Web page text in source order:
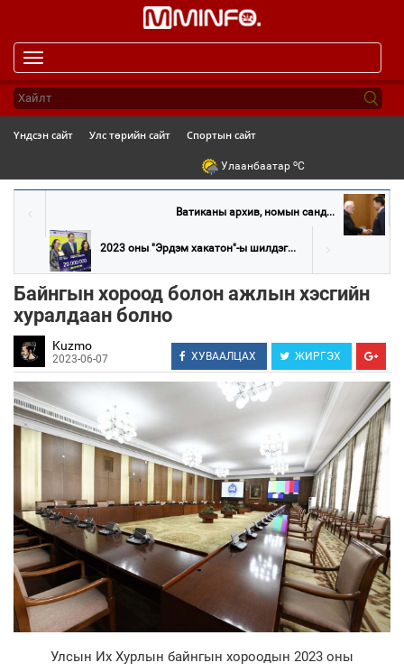
navigation
Үндсэн сайт Улс төрийн сайт Спортын сайт
Улаанбаатар oC
Ватиканы архив, номын санд...
2023 оны "Эрдэм хакатон"-ы шилдэг...
Байнгын хороод болон ажлын хэсгийн
хуралдаан болно
Kuzmo
2023-06-07 ХУВААЛЦАХ ЖИРГЭХ
Улсын Их Хурлын байнгын хороодын 2023 оны